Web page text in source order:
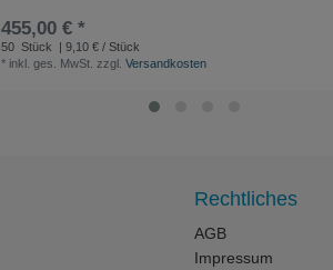
455,00 € *
50 Stück
| 9,10 € / Stück
* inkl. ges. MwSt. zzgl.Versandkosten
Rechtliches
AGB
Impressum